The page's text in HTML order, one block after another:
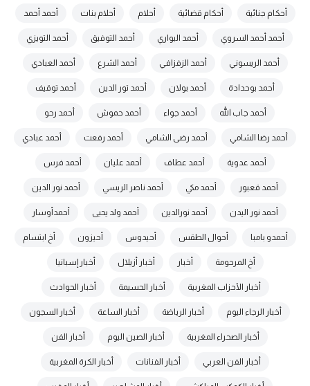
أحكام جنائية أحكام قضائية أحلام أحلام بنات أحمد أحمد
أحمد أحمد السروي أحمد البواري أحمد التوفيق أحمد التويزي
أحمد الريسوني أحمد الزفزافي أحمد الشرع أحمد العبادي
أحمد بوحدادة أحمد بولان أحمد تور الدين أحمد توقيف
أحمد جاب الله أحمد جواء أحمد حموش أحمد رحو
أحمد رضا الشامي أحمد رضى الشامي أحمد رفعت أحمد عبادي
أحمد عدوية أحمد عطاف أحمد عليان أحمد فرس
أحمد قعبور أحمد مكي أحمد ناصر الريسي أحمد نور الدين
أحمد نور اليدن أحمد نورالدين أحمد ولد يحيى أحمدأوسار
أحمدو بامبا أحوال الطقس أحيدوس أحيزون أخ ابتسام
أخ المرحومة أخبار أخبار أزيلال أخبار إسبانيا
أخبار الأحزاب المغربية أخبار الحسيمة أخبار الحوادث
أخبار الرجاء اليوم أخبار الرياضة أخبار الساعة أخبار السجون
أخبار الصحراء المغربية أخبار الصين اليوم أخبار الفن
أخبار الفن العربي أخبار الفنانات أخبار الكرة المغربية